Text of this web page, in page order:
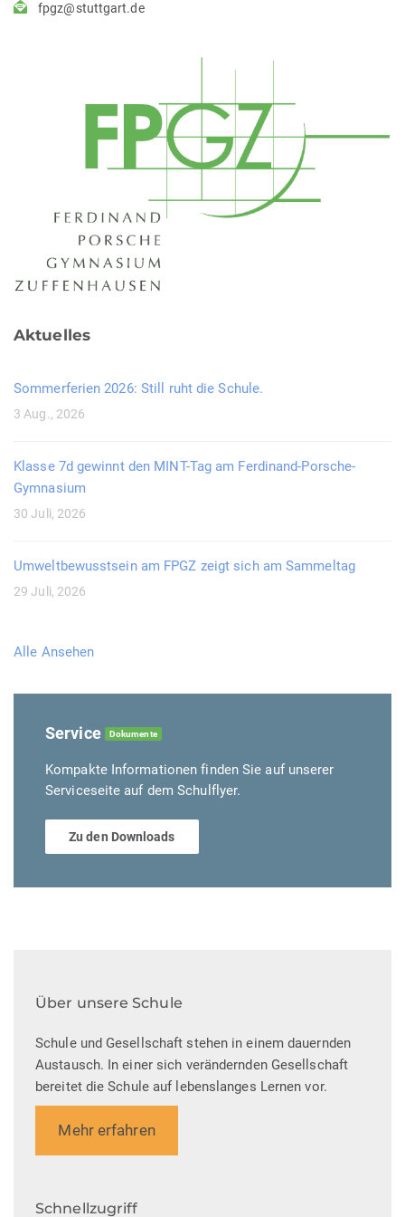
fpgz@stuttgart.de
Aktuelles
Sommerferien 2026: Still ruht die Schule.
3 Aug., 2026
Klasse 7d gewinnt den MINT-Tag am Ferdinand-Porsche-
Gymnasium
30 Juli, 2026
Umweltbewusstsein am FPGZ zeigt sich am Sammeltag
29 Juli, 2026
Alle Ansehen
Service Dokumente
Kompakte Informationen finden Sie auf unserer
Serviceseite auf dem Schulflyer.
Zu den Downloads
Über unsere Schule
Schule und Gesellschaft stehen in einem dauernden
Austausch. In einer sich verändernden Gesellschaft
bereitet die Schule auf lebenslanges Lernen vor.
Mehr erfahren
Schnellzugriff